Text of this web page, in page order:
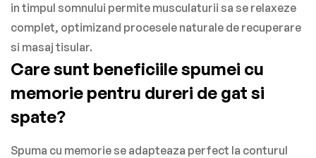
in timpul somnului permite musculaturii sa se relaxeze
complet, optimizand procesele naturale de recuperare
si masaj tisular.
Care sunt beneficiile spumei cu
memorie pentru dureri de gat si
spate?
Spuma cu memorie se adapteaza perfect la conturul